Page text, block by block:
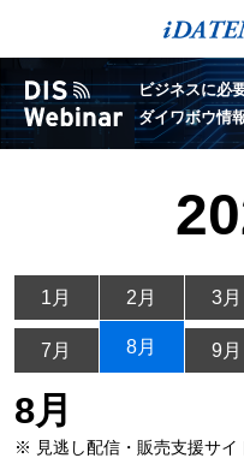
ビジネスに必
ダイワボウ情
1月 2月 3月
7月 8月 9月
8月
※ 見逃し配信・販売支援サイ